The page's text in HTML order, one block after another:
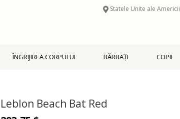
Statele Unite ale Americii
ÎNGRIJIREA CORPULUI BĂRBAŢI COPII
Leblon Beach Bat Red